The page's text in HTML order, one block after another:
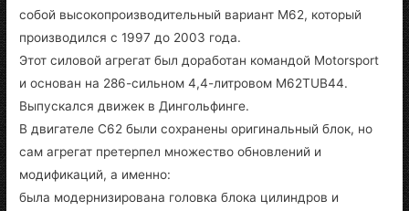
собой высокопроизводительный вариант M62, который
производился с 1997 до 2003 года.
Этот силовой агрегат был доработан командой Motorsport
и основан на 286-сильном 4,4-литровом M62TUB44.
Выпускался движек в Дингольфинге.
В двигателе С62 были сохранены оригинальный блок, но
сам агрегат претерпел множество обновлений и
модификаций, а именно:
была модернизирована головка блока цилиндров и